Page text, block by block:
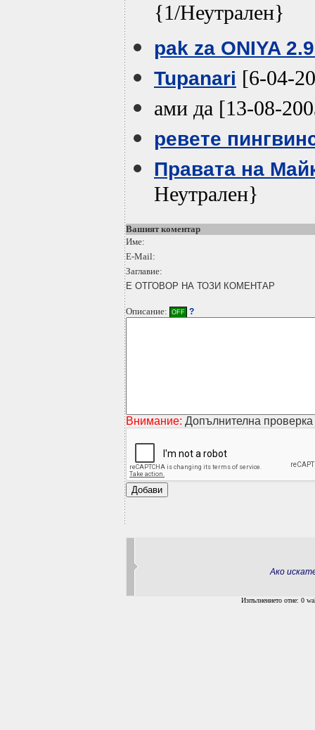
{1/Неутрален}
pak za ONIYA
Tupanari [6-04-
ами да [13-08-
ревете
Правата на
Неутрален}
Вашият коментар
Име:
E-Mail:
Заглавие:
Е ОТГОВОР НА ТОЗИ КОМЕНТАР
Описание: OFF ?
Внимание: Допълнителна проверка
Ако
Изпълнението отне: 0